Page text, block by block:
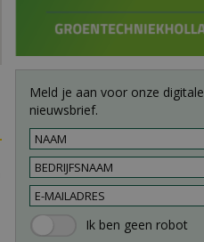
Meld je aan voor onze digitale
nieuwsbrief.